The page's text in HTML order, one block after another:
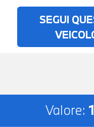
SEGUI
Valore: